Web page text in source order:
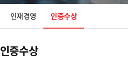
인재경영 인증수상
인증수상